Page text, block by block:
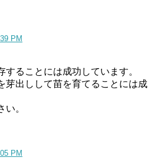
PM
することには成功しています。
芽出しして苗を育てることには成
い。
PM